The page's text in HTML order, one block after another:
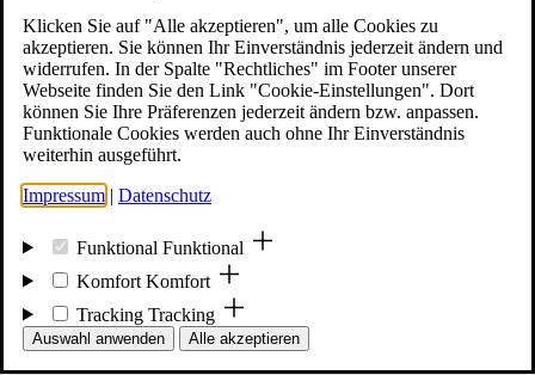
Mitglieder
Mitglied werden
Events
Unsere Meldungen
Klicken Sie auf "Alle akzeptieren", um alle Cookies zu
akzeptieren. Sie können Ihr Einverständnis jederzeit ändern und
widerrufen. In der Spalte "Rechtliches" im Footer unserer
Webseite finden Sie den Link "Cookie-Einstellungen". Dort
können Sie Ihre Präferenzen jederzeit ändern bzw. anpassen.
Funktionale Cookies werden auch ohne Ihr Einverständnis
weiterhin ausgeführt.
Impressum | Datenschutz
Funktional Funktional
Komfort Komfort
Tracking Tracking
Auswahl anwenden Alle akzeptieren